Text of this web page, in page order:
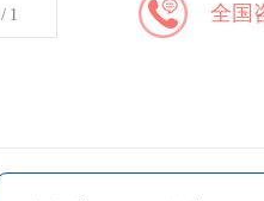
/1 全国